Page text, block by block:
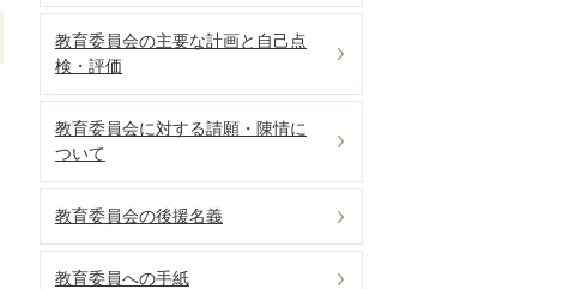
教育委員会の主要な計画と自己点
検・評価
教育委員会に対する請願・陳情に
ついて
教育委員会の後援名義
教育委員への手紙